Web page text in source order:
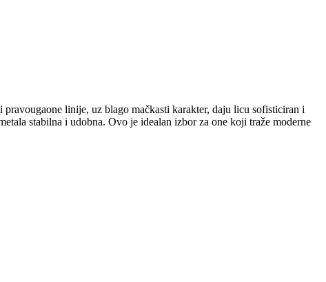
linije, uz blago mačkasti karakter, daju licu sofisticiran i
stabilna i udobna. Ovo je idealan izbor za one koji traže moderne